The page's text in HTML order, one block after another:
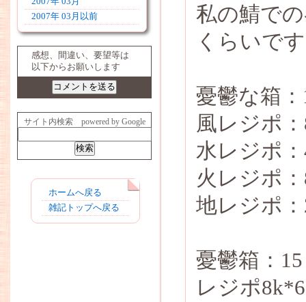
2007年 03月以前
感想、間違い、要望等は
以下からお願いします
サイト内検索 powered by Google
ホームへ戻る
雑記トップへ戻る
私の鯖で
くらいで
憂鬱な箱
風レジポ
水レジポ
火レジポ
地レジポ
憂鬱箱：
レジポ